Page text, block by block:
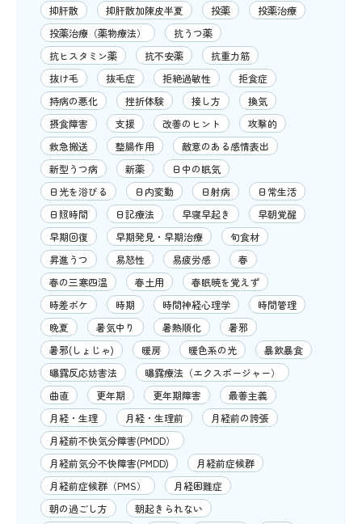
抑肝散
抑肝散加陳皮半夏 投薬
投薬治療
投薬治療（薬物療法）
抗うつ薬
抗ヒスタミン薬
抗不安薬
抗重力筋
抜け毛
抜毛症 拒絶過敏性
拒食症
持病の悪化
挫折体験 接し方
換気
摂食障害
支援 改善のヒント
攻撃的
救急搬送
整腸作用
敵意のある感情表出
新型うつ病
新薬
日中の眠気
日光を浴びる
日内変動 日射病
日常生活
日照時間
日記療法 早寝早起き
早朝覚醒
早期回復
早期発見・早期治療
旬食材
昇進うつ
易怒性 易疲労感
春
春の三寒四温
春土用
春眠暁を覚えず
時差ボケ
時期 時間神経心理学
時間管理
晩夏
暑気中り 暑熱順化
暑邪
暑邪(しょじゃ)
暖房 暖色系の光
暴飲暴食
曝露反応妨害法
曝露療法（エクスポージャー）
曲直
更年期 更年期障害
最善主義
月経・生理
月経・生理前
月経前の誇張
月経前不快気分障害(PMDD）
月経前気分不快障害(PMDD)
月経前症候群
月経前症候群（PMS）
月経困難症
朝の過ごし方
朝起きられない